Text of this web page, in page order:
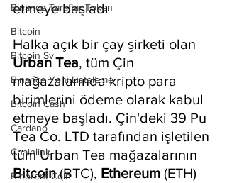
Binance Taraftar Token
Bitcoin
Bitcoin Sv
Binance Yeni Listeleme
Bitcoin Cash
Cardano
Chainlink
Bittorent Coin
etmeye başladı
Halka açık bir çay şirketi olan
Urban Tea, tüm Çin
mağazalarında kripto para
birimlerini ödeme olarak kabul
etmeye başladı. Çin'deki 39 Pu
Tea Co. LTD tarafından işletilen
tüm Urban Tea mağazalarının
Bitcoin (BTC), Ethereum (ETH)